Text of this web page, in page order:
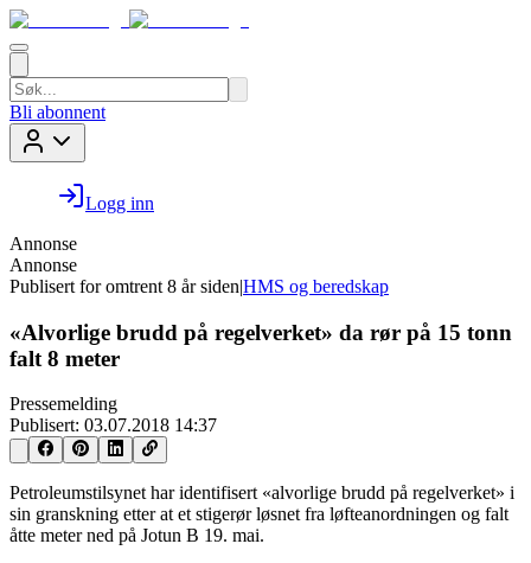
Bli abonnent
Logg inn
Annonse
Annonse
Publisert for omtrent 8 år siden|HMS og beredskap
«Alvorlige brudd på regelverket» da rør på 15 tonn
falt 8 meter
Pressemelding
Publisert: 03.07.2018 14:37
Petroleumstilsynet har identifisert «alvorlige brudd på regelverket» i
sin granskning etter at et stigerør løsnet fra løfteanordningen og falt
åtte meter ned på Jotun B 19. mai.